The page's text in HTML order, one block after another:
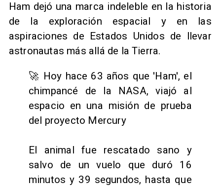
Ham dejó una marca indeleble en la historia
de la exploración espacial y en las
aspiraciones de Estados Unidos de llevar
astronautas más allá de la Tierra.
🚀 Hoy hace 63 años que 'Ham', el
chimpancé de la NASA, viajó al
espacio en una misión de prueba
del proyecto Mercury
El animal fue rescatado sano y
salvo de un vuelo que duró 16
minutos y 39 segundos, hasta que